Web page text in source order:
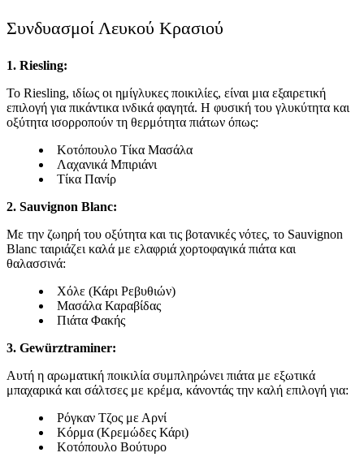
Συνδυασμοί Λευκού Κρασιού
1. Riesling:
Το Riesling, ιδίως οι ημίγλυκες ποικιλίες, είναι μια εξαιρετική
επιλογή για πικάντικα ινδικά φαγητά. Η φυσική του γλυκύτητα και
οξύτητα ισορροπούν τη θερμότητα πιάτων όπως:
Κοτόπουλο Τίκα Μασάλα
Λαχανικά Μπιριάνι
Τίκα Πανίρ
2. Sauvignon Blanc:
Με την ζωηρή του οξύτητα και τις βοτανικές νότες, το Sauvignon
Blanc ταιριάζει καλά με ελαφριά χορτοφαγικά πιάτα και
θαλασσινά:
Χόλε (Κάρι Ρεβυθιών)
Μασάλα Καραβίδας
Πιάτα Φακής
3. Gewürztraminer:
Αυτή η αρωματική ποικιλία συμπληρώνει πιάτα με εξωτικά
μπαχαρικά και σάλτσες με κρέμα, κάνοντάς την καλή επιλογή για:
Ρόγκαν Τζος με Αρνί
Κόρμα (Κρεμώδες Κάρι)
Κοτόπουλο Βούτυρο